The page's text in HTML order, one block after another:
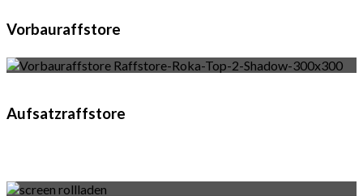
Vorbauraffstore
Aufsatzraffstore